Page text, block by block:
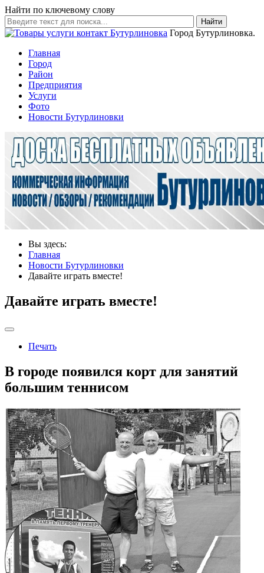
Найти по ключевому слову
Найти
Город Бутурлиновка.
Главная
Город
Район
Предприятия
Услуги
Фото
Новости Бутурлиновки
Вы здесь:
Главная
Новости Бутурлиновки
Давайте играть вместе!
Давайте играть вместе!
Печать
В городе появился корт для занятий
большим теннисом